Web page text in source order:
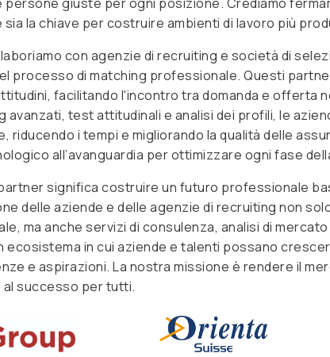
la chiave per costruire ambienti di lavoro più
con agenzie di recruiting e società di
processo di matching professionale. Questi
facilitando l'incontro tra domanda e offerta
avanzati, test attitudinali e analisi dei profili, le
riducendo i tempi e migliorando la qualità delle
all’avanguardia per ottimizzare ogni fase
significa costruire un futuro professionale
delle aziende e delle agenzie di recruiting non
ma anche servizi di consulenza, analisi di
ecosistema in cui aziende e talenti possano
e aspirazioni. La nostra missione è rendere il
successo per tutti.